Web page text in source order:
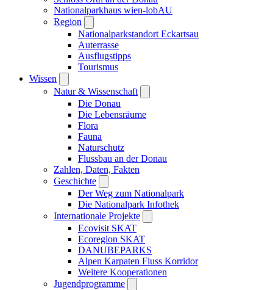
Nationalparkhaus wien-lobAU
Region
Nationalparkstandort Eckartsau
Auterrasse
Ausflugstipps
Tourismus
Wissen
Natur & Wissenschaft
Die Donau
Die Lebensräume
Flora
Fauna
Naturschutz
Flussbau an der Donau
Zahlen, Daten, Fakten
Geschichte
Der Weg zum Nationalpark
Die Nationalpark Infothek
Internationale Projekte
Ecovisit SKAT
Ecoregion SKAT
DANUBEPARKS
Alpen Karpaten Fluss Korridor
Weitere Kooperationen
Jugendprogramme